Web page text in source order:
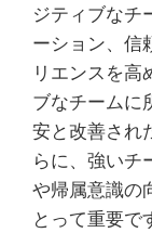
ジティブなチ
ーション、信
リエンスを高
ブなチームに
安と改善され
らに、強いチ
や帰属意識の
とって重要で